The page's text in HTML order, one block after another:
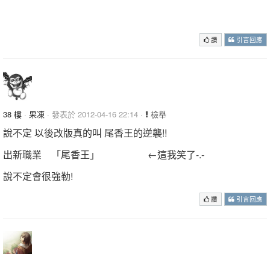
讚 引言回應
38 樓 · 果凍 · 發表於 2012-04-16 22:14 · 檢舉
說不定 以後改版真的叫 尾香王的逆襲!!
出新職業 「尾香王」 ←這我笑了-.-
說不定會很強勒!
讚 引言回應